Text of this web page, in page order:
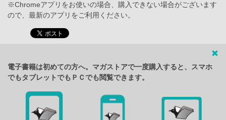
※Chromeアプリをお使いの場合、購入できない場合がございます
ので、最新のアプリをご利用ください。
電子書籍は初めての方へ。マガストアで一度購入すると、スマホ
でもタブレットでもＰＣでも閲覧できます。